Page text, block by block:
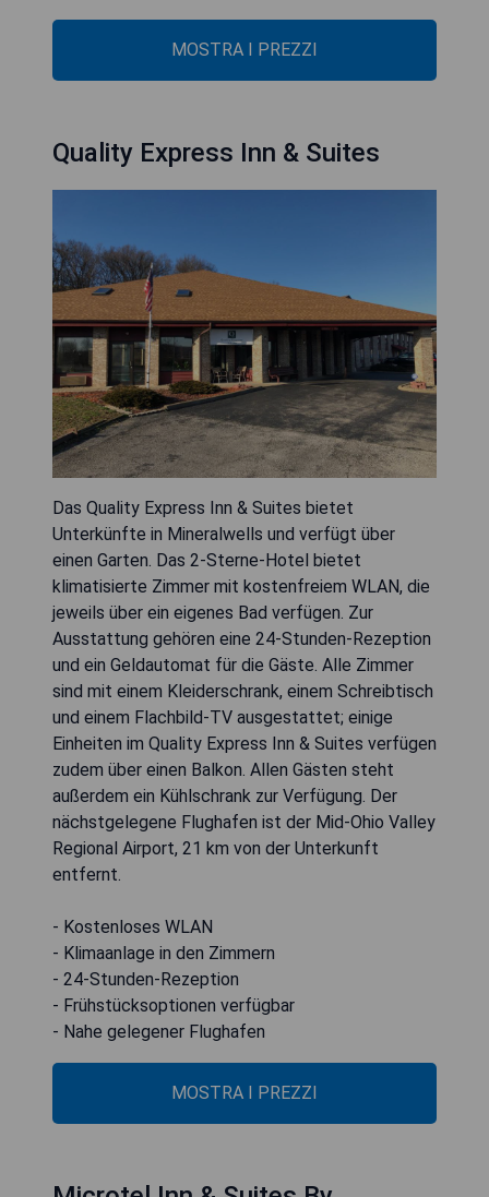
MOSTRA I PREZZI
Quality Express Inn & Suites
Das Quality Express Inn & Suites bietet
Unterkünfte in Mineralwells und verfügt über
einen Garten. Das 2-Sterne-Hotel bietet
klimatisierte Zimmer mit kostenfreiem WLAN, die
jeweils über ein eigenes Bad verfügen. Zur
Ausstattung gehören eine 24-Stunden-Rezeption
und ein Geldautomat für die Gäste. Alle Zimmer
sind mit einem Kleiderschrank, einem Schreibtisch
und einem Flachbild-TV ausgestattet; einige
Einheiten im Quality Express Inn & Suites verfügen
zudem über einen Balkon. Allen Gästen steht
außerdem ein Kühlschrank zur Verfügung. Der
nächstgelegene Flughafen ist der Mid-Ohio Valley
Regional Airport, 21 km von der Unterkunft
entfernt.
- Kostenloses WLAN
- Klimaanlage in den Zimmern
- 24-Stunden-Rezeption
- Frühstücksoptionen verfügbar
- Nahe gelegener Flughafen
MOSTRA I PREZZI